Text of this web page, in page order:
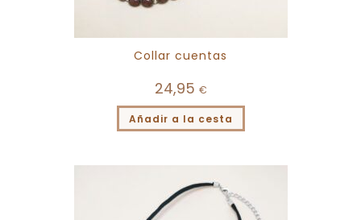
Collar cuentas
24,95 €
Añadir a la cesta